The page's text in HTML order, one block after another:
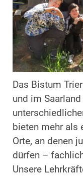
Das Bistum
und im
bieten mehr als
Orte, an denen
dürfen –
Unsere